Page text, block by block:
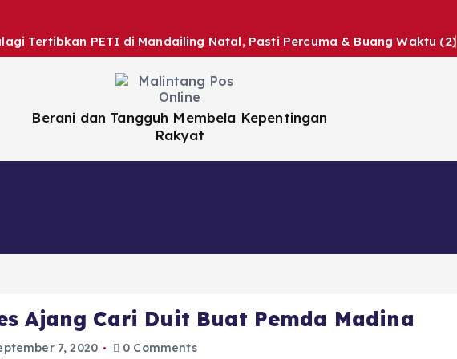
Tertibkan PETI di Mandailing Natal, Pasti Percuma & Buang Waktu (2)
Berani dan Tangguh Membela Kepentingan
Rakyat
Ajang Cari Duit Buat Pemda Madina
7, 2020 0 Comments